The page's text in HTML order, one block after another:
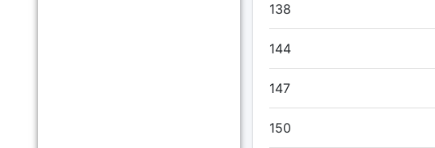
138
144
147
150